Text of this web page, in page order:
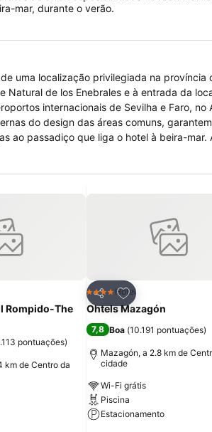
mar, durante o verão.
uma localização privilegiada na província
Natural de los Enebrales e à entrada da
internacionais de Sevilha e Faro, no
do design das áreas comuns,
ao passadiço que liga o hotel à beira-mar.
favoritos
Rompido-The
pontuações)
km de Centro da
Partilhar
Adicionar aos
4 EstrelasHotel
Ohtels Mazagón
7,8 Boa (10.191 pontuações)
Mazagón, a 2.8 km de
cidade
Wi-Fi grátis
Piscina
Estacionamento